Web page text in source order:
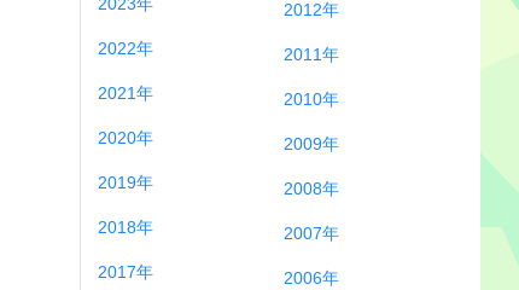
2022年
2021年
2020年
2019年
2018年
2017年
2012年
2011年
2010年
2009年
2008年
2007年
2006年